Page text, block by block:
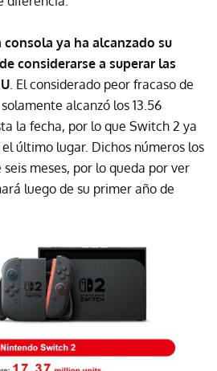
consola ya ha alcanzado su
considerarse a superar las
. El considerado peor fracaso de
alcanzó los 13.56
la fecha, por lo que Switch 2 ya
último lugar. Dichos números los
meses, por lo queda por ver
luego de su primer año de